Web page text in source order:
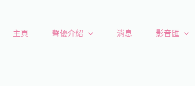
主頁 聲優介紹 消息 影音匯